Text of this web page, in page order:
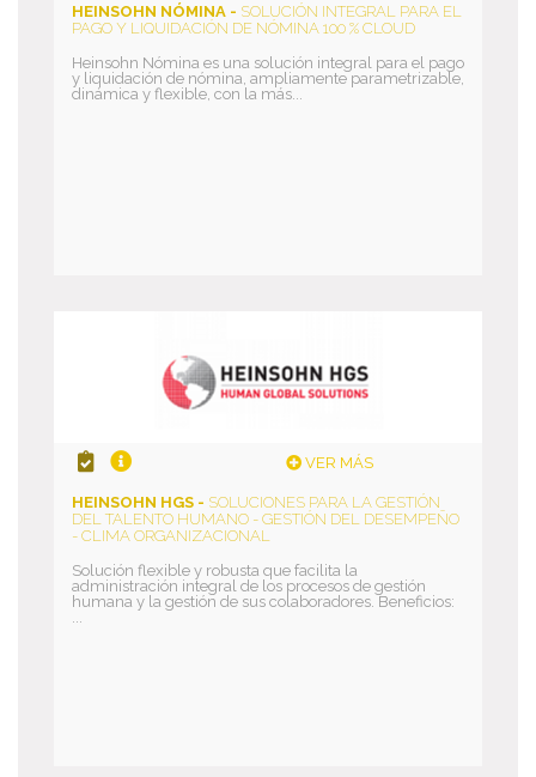
HEINSOHN NÓMINA - SOLUCIÓN INTEGRAL PARA EL
PAGO Y LIQUIDACIÓN DE NÓMINA 100 % CLOUD
Heinsohn Nómina es una solución integral para el pago
y liquidación de nómina, ampliamente parametrizable,
dinámica y flexible, con la más...
VER MÁS
HEINSOHN HGS - SOLUCIONES PARA LA GESTIÓN
DEL TALENTO HUMANO - GESTIÓN DEL DESEMPEÑO
- CLIMA ORGANIZACIONAL
Solución flexible y robusta que facilita la
administración integral de los procesos de gestión
humana y la gestión de sus colaboradores. Beneficios: